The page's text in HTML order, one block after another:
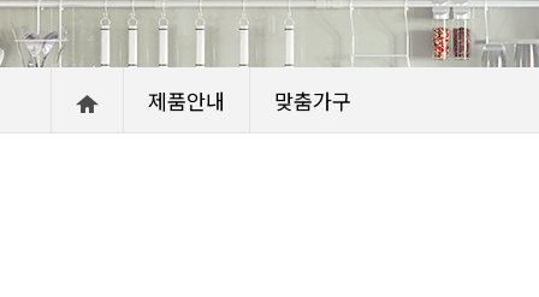
제품안내 맞춤가구